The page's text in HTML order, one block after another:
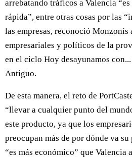
arrebatando tráficos a Valencia “es
rápida”, entre otras cosas por las
las empresas, reconoció Monzonís
empresariales y políticos de la
en el ciclo Hoy desayunamos
Antiguo.
De esta manera, el reto de
“llevar a cualquier punto del
este producto, ya que los
preocupan más de por dónde va
“es más económico” que Valencia